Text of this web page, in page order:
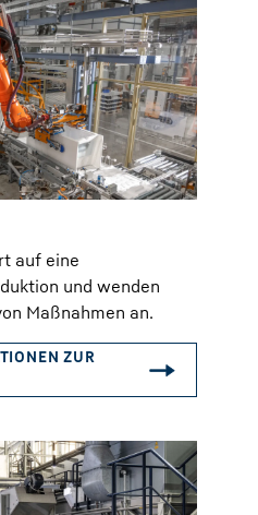
auf eine
und wenden
Maßnahmen an.